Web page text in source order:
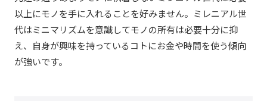
以上にモノを手に入れることを好みません。ミレニアル世
代はミニマリズムを意識してモノの所有は必要十分に抑
え、自身が興味を持っているコトにお金や時間を使う傾向
が強いです。